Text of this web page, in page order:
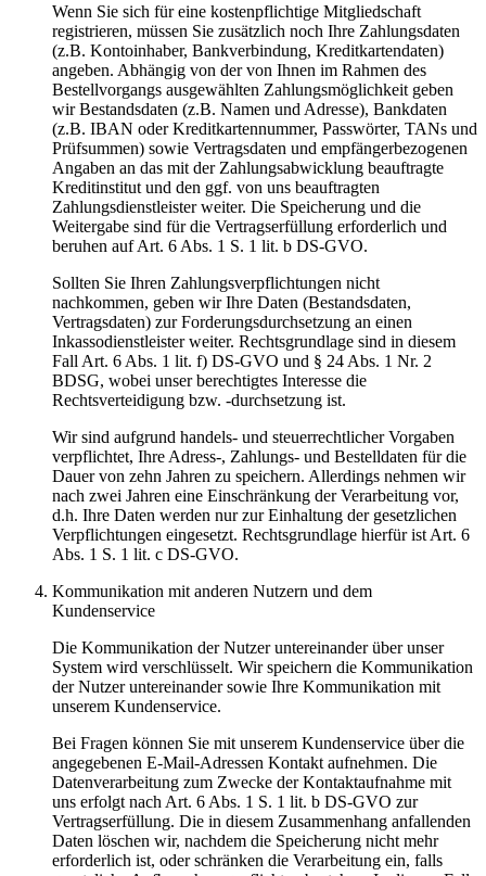
Wenn Sie sich für eine kostenpflichtige Mitgliedschaft
registrieren, müssen Sie zusätzlich noch Ihre Zahlungsdaten
(z.B. Kontoinhaber, Bankverbindung, Kreditkartendaten)
angeben. Abhängig von der von Ihnen im Rahmen des
Bestellvorgangs ausgewählten Zahlungsmöglichkeit geben
wir Bestandsdaten (z.B. Namen und Adresse), Bankdaten
(z.B. IBAN oder Kreditkartennummer, Passwörter, TANs und
Prüfsummen) sowie Vertragsdaten und empfängerbezogenen
Angaben an das mit der Zahlungsabwicklung beauftragte
Kreditinstitut und den ggf. von uns beauftragten
Zahlungsdienstleister weiter. Die Speicherung und die
Weitergabe sind für die Vertragserfüllung erforderlich und
beruhen auf Art. 6 Abs. 1 S. 1 lit. b DS-GVO.
Sollten Sie Ihren Zahlungsverpflichtungen nicht
nachkommen, geben wir Ihre Daten (Bestandsdaten,
Vertragsdaten) zur Forderungsdurchsetzung an einen
Inkassodienstleister weiter. Rechtsgrundlage sind in diesem
Fall Art. 6 Abs. 1 lit. f) DS-GVO und § 24 Abs. 1 Nr. 2
BDSG, wobei unser berechtigtes Interesse die
Rechtsverteidigung bzw. -durchsetzung ist.
Wir sind aufgrund handels- und steuerrechtlicher Vorgaben
verpflichtet, Ihre Adress-, Zahlungs- und Bestelldaten für die
Dauer von zehn Jahren zu speichern. Allerdings nehmen wir
nach zwei Jahren eine Einschränkung der Verarbeitung vor,
d.h. Ihre Daten werden nur zur Einhaltung der gesetzlichen
Verpflichtungen eingesetzt. Rechtsgrundlage hierfür ist Art. 6
Abs. 1 S. 1 lit. c DS-GVO.
Kommunikation mit anderen Nutzern und dem
Kundenservice
Die Kommunikation der Nutzer untereinander über unser
System wird verschlüsselt. Wir speichern die Kommunikation
der Nutzer untereinander sowie Ihre Kommunikation mit
unserem Kundenservice.
Bei Fragen können Sie mit unserem Kundenservice über die
angegebenen E-Mail-Adressen Kontakt aufnehmen. Die
Datenverarbeitung zum Zwecke der Kontaktaufnahme mit
uns erfolgt nach Art. 6 Abs. 1 S. 1 lit. b DS-GVO zur
Vertragserfüllung. Die in diesem Zusammenhang anfallenden
Daten löschen wir, nachdem die Speicherung nicht mehr
erforderlich ist, oder schränken die Verarbeitung ein, falls